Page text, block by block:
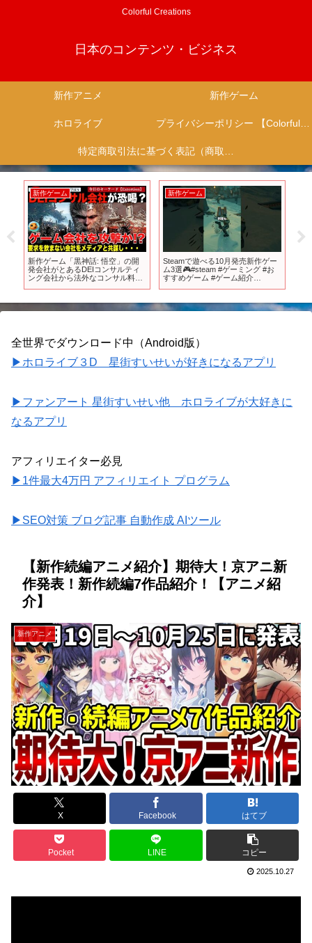
Colorful Creations
日本のコンテンツ・ビジネス
新作アニメ 新作ゲーム
ホロライブ プライバシーポリシー 【Colorful Creation】
特定商取引法に基づく表記（商取引に関する開示）
新作ゲーム
新作ゲーム「黒神話: 悟空」の開
発会社がとあるDEIコンサルティ
ング会社から法外なコンサル料で
という・・IGNの記事にも注目！
新作ゲーム
Steamで遊べる10月発売新作ゲー
ム3選🎮#steam #ゲーミング #お
すすめゲーム #ゲーム紹介
全世界でダウンロード中（Android版）
▶ホロライブ３D 星街すいせいが好きになるアプリ
▶ファンアート 星街すいせい他 ホロライブが大好きに
なるアプリ
アフィリエイター必見
▶1件最大4万円 アフィリエイト プログラム
▶SEO対策 ブログ記事 自動作成 AIツール
【新作続編アニメ紹介】期待大！京アニ新
作発表！新作続編7作品紹介！【アニメ紹
介】
新作アニメ
X Facebook はてブ
Pocket LINE コピー
2025.10.27